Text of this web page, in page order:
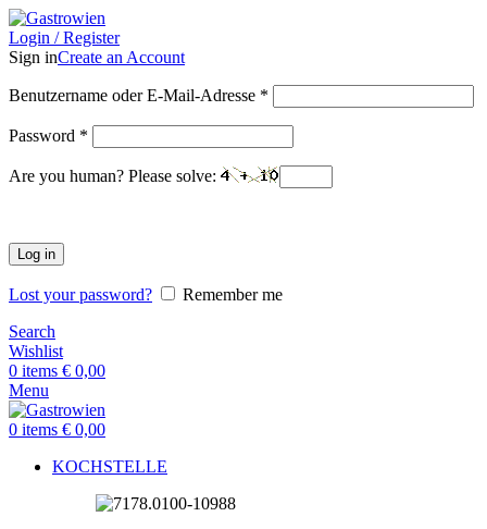
Login / Register
Sign inCreate an Account
Benutzername oder E-Mail-Adresse *
Password *
Are you human? Please solve:
Log in
Lost your password?
Remember me
Search
Wishlist
0 items € 0,00
Menu
0 items € 0,00
KOCHSTELLE